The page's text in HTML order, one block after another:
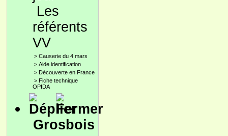
Les
référents
VV
> Causerie du 4 mars
> Aide identification
> Découverte en France
> Fiche technique
OPIDA
Grosbois